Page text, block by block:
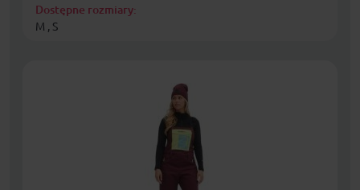
Dostępne rozmiary:
M , S